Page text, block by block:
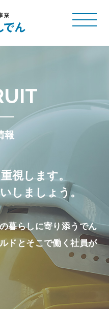
報
視します。
しましょう。
暮らしに寄り添うでん
ドとそこで働く社員が